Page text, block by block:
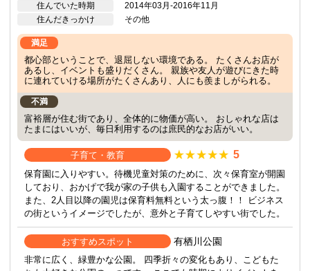
住んでいた時期
2014年03月-2016年11月
住んだきっかけ
その他
満足
都心部ということで、退屈しない環境である。 たくさんお店が
あるし、イベントも盛りだくさん。 親族や友人が遊びにきた時
に連れていける場所がたくさんあり、人にも羨ましがられる。
不満
富裕層が住む街であり、全体的に物価が高い。 おしゃれな店は
たまにはいいが、毎日利用するのは庶民的なお店がいい。
子育て・教育 5
保育園に入りやすい。待機児童対策のために、次々保育室が開園
しており、おかげで我が家の子供も入園することができました。
また、2人目以降の園児は保育料無料という太っ腹！！ ビジネス
の街というイメージでしたが、意外と子育てしやすい街でした。
おすすめスポット 有栖川公園
非常に広く、緑豊かな公園。 四季折々の変化もあり、こどもた